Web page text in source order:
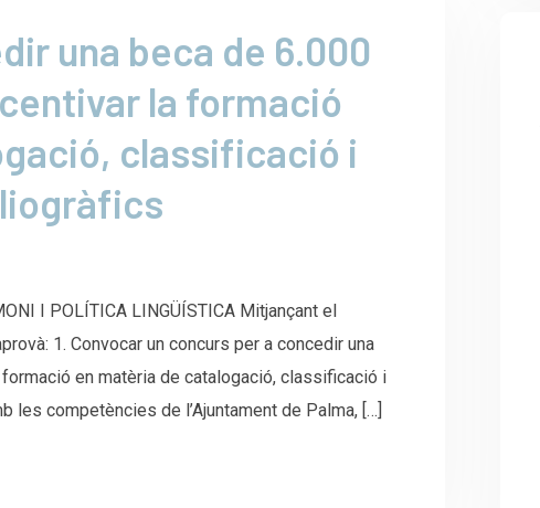
una beca de 6.000
la formació
classificació i
I POLÍTICA LINGÜÍSTICA Mitjançant el
1. Convocar un concurs per a concedir una
en matèria de catalogació, classificació i
les competències de l’Ajuntament de Palma, […]